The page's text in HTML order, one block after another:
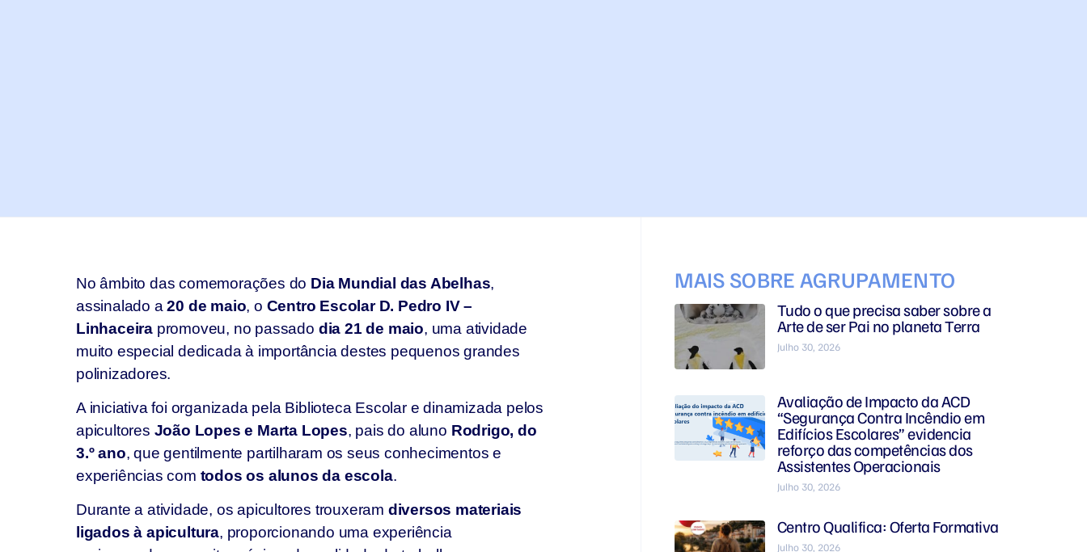
No âmbito das comemorações do Dia Mundial das Abelhas,
assinalado a20 de maio, o Centro Escolar D. Pedro IV –
Linhaceira promoveu, no passado dia 21 de maio, uma atividade
muito especial dedicada à importância destes pequenos grandes
polinizadores.
A iniciativa foi organizada pela Biblioteca Escolar e dinamizada pelos
apicultores João Lopes e Marta Lopes, pais do aluno Rodrigo, do
3.º ano, que gentilmente partilharam os seus conhecimentos e
experiências com todos os alunos da escola.
Durante a atividade, os apicultores trouxeram diversos materiais
ligados à apicultura, proporcionando uma experiência
MAIS SOBRE AGRUPAMENTO
Tudo o que precisa saber sobre a
Arte de ser Pai no planeta Terra
Julho 30, 2026
Avaliação de Impacto da ACD
“Segurança Contra Incêndio em
Edifícios Escolares” evidencia
reforço das competências dos
Assistentes Operacionais
Julho 30, 2026
Centro Qualifica: Oferta Formativa
Julho 30, 2026